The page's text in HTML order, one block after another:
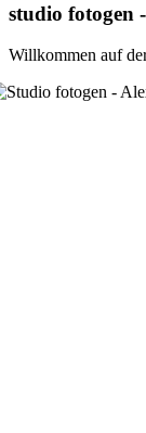
studio fotogen
Willkommen auf